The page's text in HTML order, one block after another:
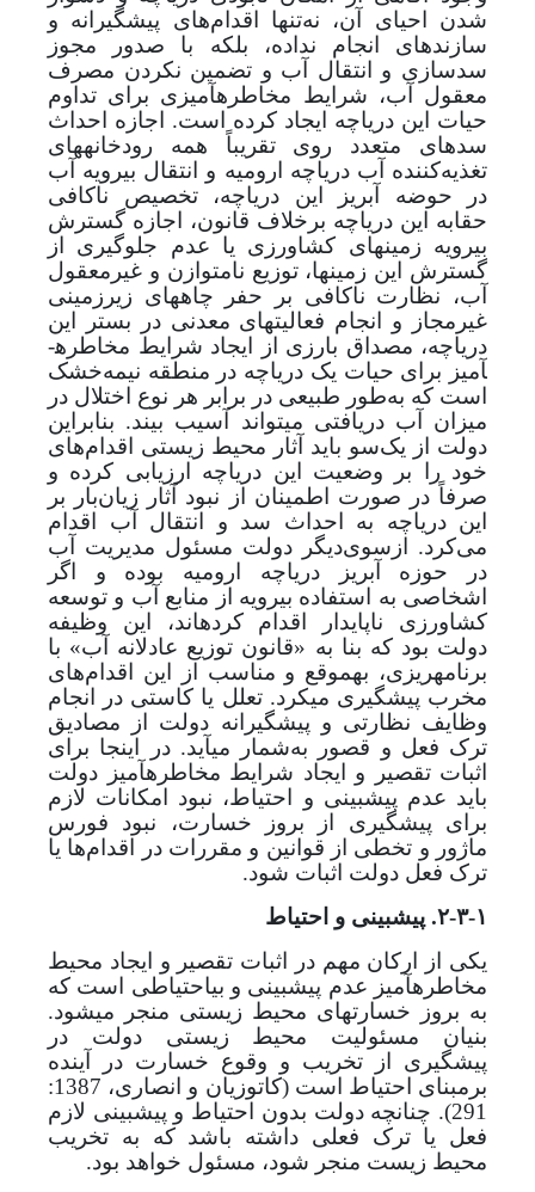
شدن احیای آن، نه‌تنها اقدام‌های پیشگیرانه و
سازنده­ای انجام نداده، بلکه با صدور مجوز
سدسازی و انتقال آب و تضمین نکردن مصرف
معقول آب، شرایط مخاطره­آمیزی برای تداوم
حیات این دریاچه ایجاد کرده است.
اجازه احداث
سدهای متعدد روی تقریباً همه رودخانه­های
تغذیه‌کننده آب دریاچه ارومیه و انتقال بی­رویه آب
در حوضه آبریز این دریاچه، تخصیص ناکافی
حقابه این دریاچه برخلاف قانون، اجازه گسترش
بی­رویه زمین­های کشاورزی یا عدم جلوگیری از
گسترش این زمین­ها، توزیع نامتوازن و غیرمعقول
آب، نظارت ناکافی بر حفر چاه­های زیرزمینی
غیرمجاز و انجام فعالیت­های معدنی در بستر این
دریاچه، مصداق بارزی از ایجاد شرایط مخاطره­
آمیز برای حیات یک دریاچه در منطقه نیمه‌خشک
است که به‌طور طبیعی در برابر هر نوع اختلال در
میزان آب دریافتی می­تواند آسیب­ بیند. بنابراین
دولت از یک‌سو باید آثار محیط زیستی اقدام‌های
خود را بر وضعیت این دریاچه ارزیابی کرده و
صرفاً در صورت اطمینان از نبود آثار زیان‌بار بر
این دریاچه به احداث سد و انتقال آب اقدام
می‌کرد. ازسوی‌دیگر دولت مسئول مدیریت آب
در حوزه آبریز دریاچه ارومیه بوده و اگر
اشخاصی به استفاده بی­رویه از منابع آب و توسعه
کشاورزی ناپایدار اقدام کرده­اند، این وظیفه
دولت بود که بنا به «قانون توزیع عادلانه آب» با
برنامه­ریزی، به­موقع و مناسب از این اقدام‌های
مخرب پیشگیری می­کرد. تعلل یا کاستی در انجام
وظایف نظارتی و پیشگیرانه دولت از مصادیق
ترک فعل و قصور به‌شمار می­آید. در اینجا برای
اثبات تقصیر و ایجاد شرایط مخاطره­آمیز دولت
باید عدم پیش­بینی و احتیاط، نبود امکانات لازم
برای پیشگیری از بروز خسارت، نبود فورس
ماژور و تخطی از قوانین و مقررات در اقدام‌ها یا
ترک فعل دولت اثبات شود.
۲-۳-۱. پیش­بینی و احتیاط
یکی از ارکان مهم در اثبات تقصیر و ایجاد محیط
مخاطره­آمیز عدم پیش­بینی و بی­احتیاطی است که
به بروز خسارت­های محیط زیستی منجر می­شود.
بنیان مسئولیت محیط زیستی دولت در
پیشگیری از تخریب و وقوع خسارت در آینده
برمبنای احتیاط است (کاتوزیان و انصاری، 1387:
291). چنانچه دولت بدون احتیاط و پیش­بینی لازم
فعل یا ترک فعلی داشته باشد که به تخریب
محیط زیست منجر شود، مسئول خواهد بود.